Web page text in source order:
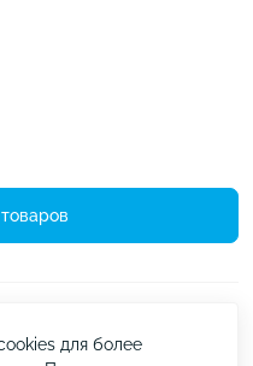
для более